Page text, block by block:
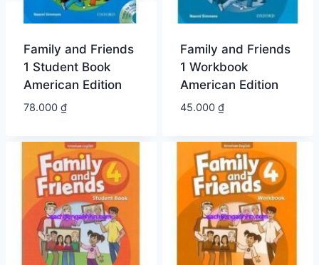
Family and Friends
1 Student Book
American Edition
78.000 ₫
Family and Friends
1 Workbook
American Edition
45.000 ₫